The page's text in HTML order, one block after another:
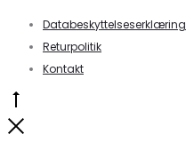
Databeskyttelseserklæring
Returpolitik
Kontakt